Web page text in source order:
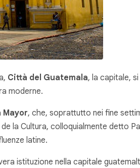
Città del Guatemala, la capitale,
moderne.
Mayor, che, soprattutto nei fine
la Cultura, colloquialmente detto
latine.
istituzione nella capitale